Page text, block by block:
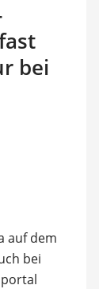
bei
auf dem
bei